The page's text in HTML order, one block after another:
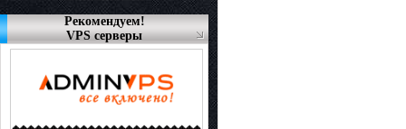
Рекомендуем!
VPS серверы